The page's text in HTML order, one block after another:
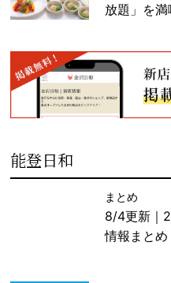
放題」を満
能登日和
まとめ
8/4更新｜
情報まとめ